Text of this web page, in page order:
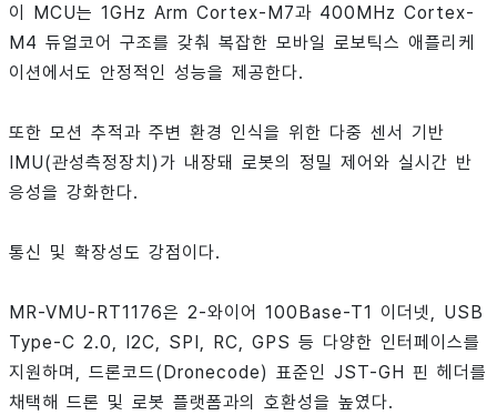
이 MCU는 1GHz Arm Cortex-M7과 400MHz Cortex-
M4 듀얼코어 구조를 갖춰 복잡한 모바일 로보틱스 애플리케
이션에서도 안정적인 성능을 제공한다.
또한 모션 추적과 주변 환경 인식을 위한 다중 센서 기반
IMU(관성측정장치)가 내장돼 로봇의 정밀 제어와 실시간 반
응성을 강화한다.
통신 및 확장성도 강점이다.
MR-VMU-RT1176은 2-와이어 100Base-T1 이더넷, USB
Type-C 2.0, I2C, SPI, RC, GPS 등 다양한 인터페이스를
지원하며, 드론코드(Dronecode) 표준인 JST-GH 핀 헤더를
채택해 드론 및 로봇 플랫폼과의 호환성을 높였다.